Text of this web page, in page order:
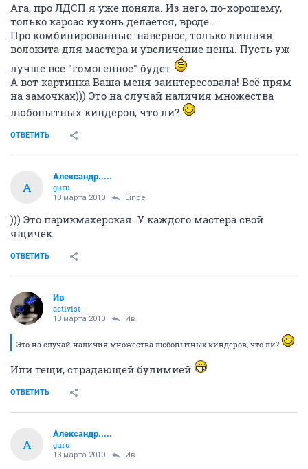
Ага, про ЛДСП я уже поняла. Из него, по-хорошему,
только карсас кухонь делается, вроде...
Про комбинированные: наверное, только лишняя
волокита для мастера и увеличение цены. Пусть уж
лучше всё "гомогенное" будет
А вот картинка Ваша меня заинтересовала! Всё прям
на замочках))) Это на случай наличия множества
любопытных киндеров, что ли?
ОТВЕТИТЬ
А
Александр.....
guru
13 марта 2010 Linde
))) Это парикмахерская. У каждого мастера свой
ящичек.
ОТВЕТИТЬ
Ив
activist
13 марта 2010 Ив
Это на случай наличия множества любопытных киндеров, что ли?
Или тещи, страдающей булимией
ОТВЕТИТЬ
А
Александр.....
guru
13 марта 2010 Ив